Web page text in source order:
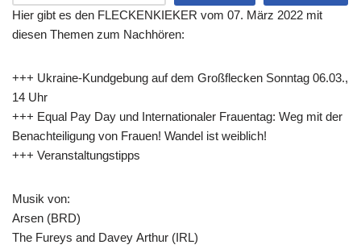
Hier gibt es den FLECKENKIEKER vom 07. März 2022 mit
diesen Themen zum Nachhören:
+++ Ukraine-Kundgebung auf dem Großflecken Sonntag 06.03.,
14 Uhr
+++ Equal Pay Day und Internationaler Frauentag: Weg mit der
Benachteiligung von Frauen! Wandel ist weiblich!
+++ Veranstaltungstipps
Musik von:
Arsen (BRD)
The Fureys and Davey Arthur (IRL)